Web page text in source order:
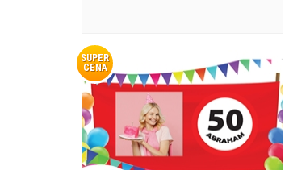
SUPER
CENA